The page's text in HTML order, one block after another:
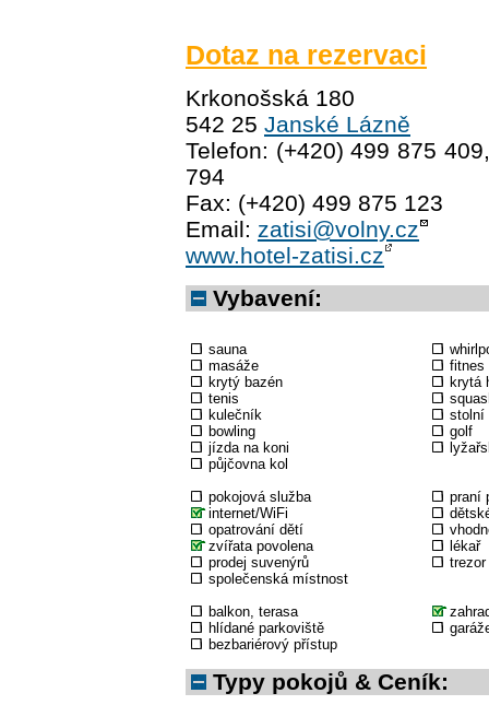
Dotaz na rezervaci
Krkonošská 180
542 25 Janské Lázně
Telefon: (+420) 499 875
794
Fax: (+420) 499 875 123
Email: zatisi@volny.cz
www.hotel-zatisi.cz
Vybavení:
sauna
masáže
fitnes
krytý bazén
krytá
tenis
kulečník
stolní
bowling
golf
jízda na koni
půjčovna kol
pokojová služba
praní
internet/WiFi
opatrování dětí
zvířata povolena
lékař
prodej suvenýrů
trezor
společenská místnost
balkon, terasa
hlídané parkoviště
bezbariérový přístup
Typy pokojů & Ceník: